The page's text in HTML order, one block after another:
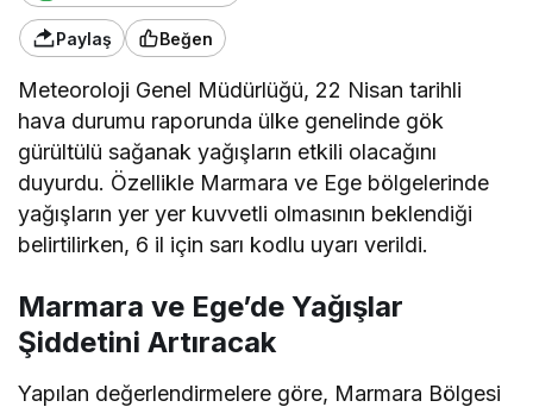
Paylaş Beğen
Meteoroloji Genel Müdürlüğü, 22 Nisan tarihli
hava durumu raporunda ülke genelinde gök
gürültülü sağanak yağışların etkili olacağını
duyurdu. Özellikle Marmara ve Ege bölgelerinde
yağışların yer yer kuvvetli olmasının beklendiği
belirtilirken, 6 il için sarı kodlu uyarı verildi.
Marmara ve Ege’de Yağışlar
Şiddetini Artıracak
Yapılan değerlendirmelere göre, Marmara Bölgesi